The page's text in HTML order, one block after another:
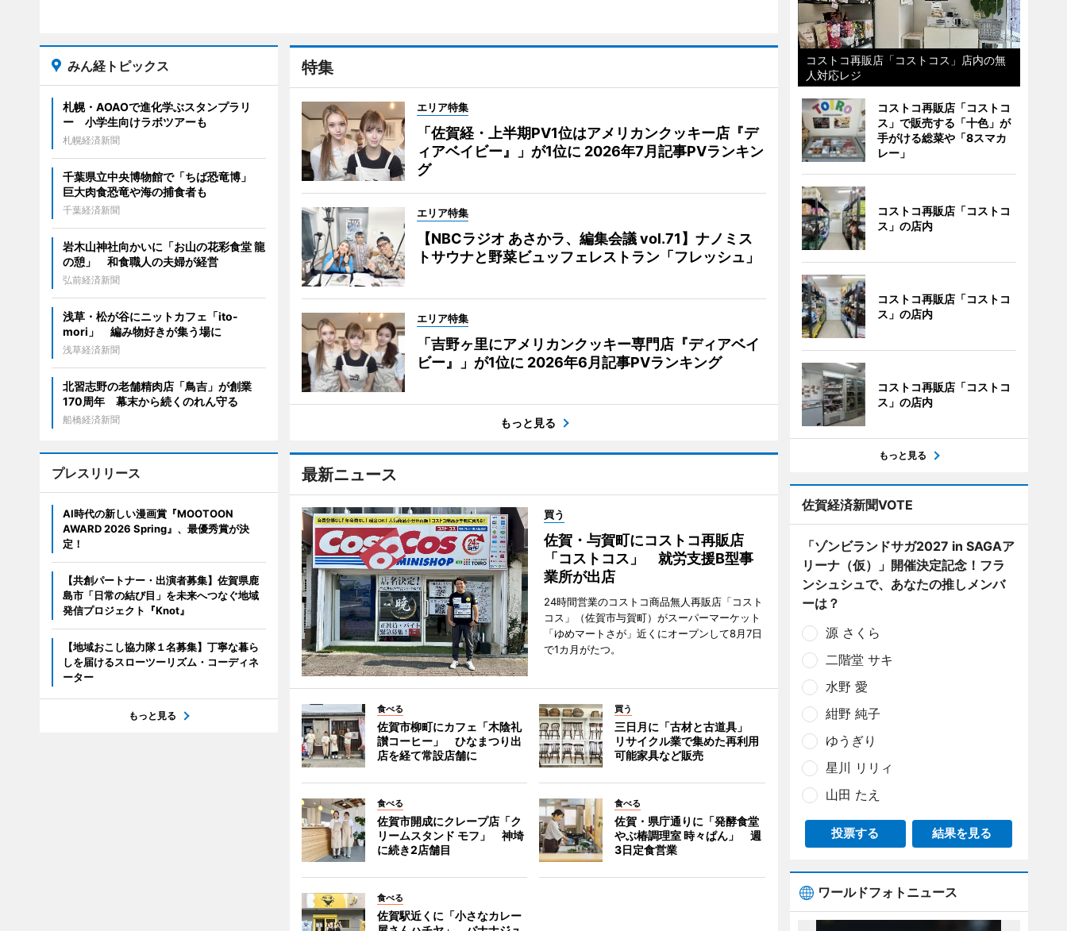
特集
エリア特集
「佐賀経・上半期PV1位はアメリカンクッキー店『デ
ィアベイビー』」が1位に 2026年7月記事PVランキン
グ
エリア特集
【NBCラジオ あさかラ、編集会議 vol.71】ナノミス
トサウナと野菜ビュッフェレストラン「フレッシュ」
エリア特集
「吉野ヶ里にアメリカンクッキー専門店『ディアベイ
ビー』」が1位に 2026年6月記事PVランキング
もっと見る
最新ニュース
買う
佐賀・与賀町にコストコ再販店
「コストコス」 就労支援B型事
業所が出店
24時間営業のコストコ商品無人再販店「コスト
コス」（佐賀市与賀町）がスーパーマーケット
「ゆめマートさが」近くにオープンして8月7日
で1カ月がたつ。
食べる
佐賀市柳町にカフェ「木陰礼
讃コーヒー」 ひなまつり出
店を経て常設店舗に
買う
三日月に「古材と古道具」
リサイクル業で集めた再利用
可能家具など販売
食べる
佐賀市開成にクレープ店「ク
リームスタンド モフ」 神埼
に続き2店舗目
食べる
佐賀・県庁通りに「発酵食堂
やぶ椿調理室 時々ぱん」 週
3日定食営業
食べる
佐賀駅近くに「小さなカレー
みん経トピックス
札幌・AOAOで進化学ぶスタンプラリ
ー 小学生向けラボツアーも
札幌経済新聞
千葉県立中央博物館で「ちば恐竜博」
巨大肉食恐竜や海の捕食者も
千葉経済新聞
岩木山神社向かいに「お山の花彩食堂 龍
の憩」 和食職人の夫婦が経営
弘前経済新聞
浅草・松が谷にニットカフェ「ito-
mori」 編み物好きが集う場に
浅草経済新聞
北習志野の老舗精肉店「鳥吉」が創業
170周年 幕末から続くのれん守る
船橋経済新聞
プレスリリース
AI時代の新しい漫画賞『MOOTOON
AWARD 2026 Spring』、最優秀賞が決
定！
【共創パートナー・出演者募集】佐賀県鹿
島市「日常の結び目」を未来へつなぐ地域
発信プロジェクト『Knot』
【地域おこし協力隊１名募集】丁寧な暮ら
しを届けるスローツーリズム・コーディネ
ーター
もっと見る
コストコ再販店「コストコス」店内の無
人対応レジ
コストコ再販店「コストコ
ス」で販売する「十色」が
手がける総菜や「8スマカ
レー」
コストコ再販店「コストコ
ス」の店内
コストコ再販店「コストコ
ス」の店内
コストコ再販店「コストコ
ス」の店内
もっと見る
佐賀経済新聞VOTE
「ゾンビランドサガ2027 in SAGAア
リーナ（仮）」開催決定記念！フラ
ンシュシュで、あなたの推しメンバ
ーは？
源 さくら
二階堂 サキ
水野 愛
紺野 純子
ゆうぎり
星川 リリィ
山田 たえ
投票する 結果を見る
ワールドフォトニュース